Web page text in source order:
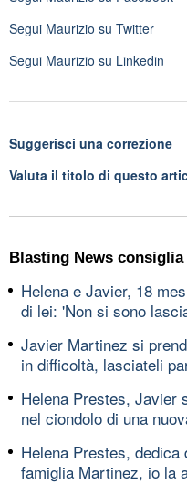
Segui Maurizio su Twitter
Segui Maurizio su Linkedin
Suggerisci una correzione
Valuta il titolo di questo
Blasting News consiglia
Helena e Javier, 18
di lei: 'Non si sono
Javier Martinez si
in difficoltà, lasciateli
Helena Prestes, Javier
nel ciondolo di una
Helena Prestes,
famiglia Martinez, io la